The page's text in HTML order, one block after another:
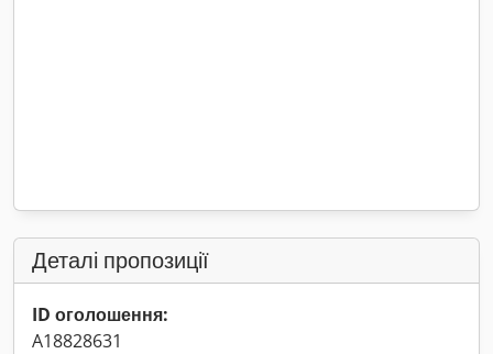
Деталі пропозиції
ID оголошення:
A18828631